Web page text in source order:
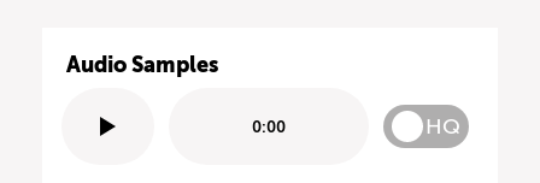
Audio Samples
0:00 HQ